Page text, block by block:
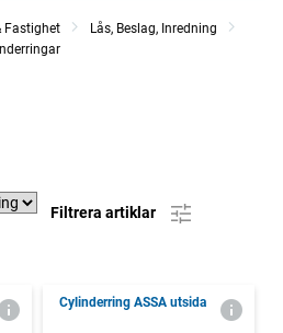
Fastighet
Lås, Beslag, Inredning
Filtrera artiklar
Cylinderring ASSA utsida